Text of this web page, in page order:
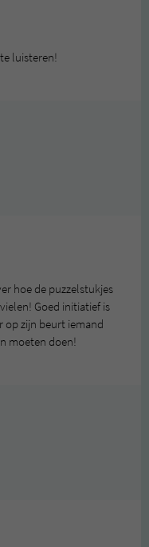
luisteren!
hoe de puzzelstukjes
Goed initiatief is
op zijn beurt iemand
moeten doen!